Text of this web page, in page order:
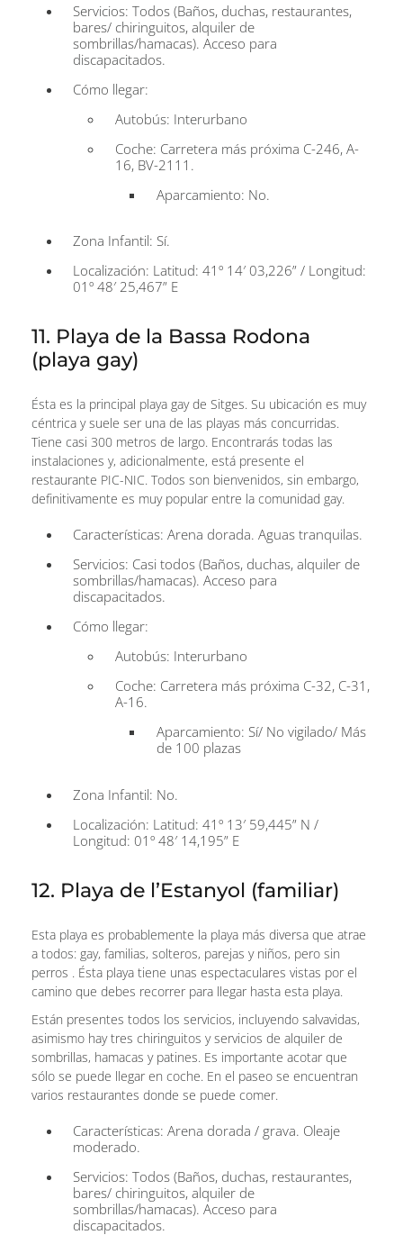
Servicios: Todos (Baños, duchas, restaurantes,
bares/ chiringuitos, alquiler de
sombrillas/hamacas). Acceso para
discapacitados.
Cómo llegar:
Autobús: Interurbano
Coche: Carretera más próxima C-246, A-
16, BV-2111.
Aparcamiento: No.
Zona Infantil: Sí.
Localización: Latitud: 41º 14′ 03,226” / Longitud:
01º 48′ 25,467” E
11. Playa de la Bassa Rodona
(playa gay)
Ésta es la principal playa gay de Sitges. Su ubicación es muy
céntrica y suele ser una de las playas más concurridas.
Tiene casi 300 metros de largo. Encontrarás todas las
instalaciones y, adicionalmente, está presente el
restaurante PIC-NIC. Todos son bienvenidos, sin embargo,
definitivamente es muy popular entre la comunidad gay.
Características: Arena dorada. Aguas tranquilas.
Servicios: Casi todos (Baños, duchas, alquiler de
sombrillas/hamacas). Acceso para
discapacitados.
Cómo llegar:
Autobús: Interurbano
Coche: Carretera más próxima C-32, C-31,
A-16.
Aparcamiento: Sí/ No vigilado/ Más
de 100 plazas
Zona Infantil: No.
Localización: Latitud: 41º 13′ 59,445” N /
Longitud: 01º 48′ 14,195” E
12. Playa de l’Estanyol (familiar)
Esta playa es probablemente la playa más diversa que atrae
a todos: gay, familias, solteros, parejas y niños, pero sin
perros . Ésta playa tiene unas espectaculares vistas por el
camino que debes recorrer para llegar hasta esta playa.
Están presentes todos los servicios, incluyendo salvavidas,
asimismo hay tres chiringuitos y servicios de alquiler de
sombrillas, hamacas y patines. Es importante acotar que
sólo se puede llegar en coche. En el paseo se encuentran
varios restaurantes donde se puede comer.
Características: Arena dorada / grava. Oleaje
moderado.
Servicios: Todos (Baños, duchas, restaurantes,
bares/ chiringuitos, alquiler de
sombrillas/hamacas). Acceso para
discapacitados.